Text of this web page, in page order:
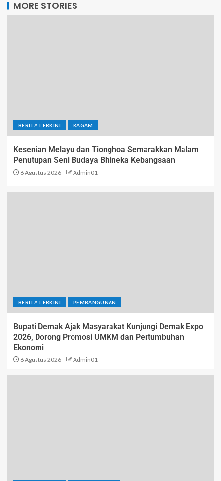
MORE STORIES
BERITA TERKINI RAGAM
Kesenian Melayu dan Tionghoa Semarakkan Malam
Penutupan Seni Budaya Bhineka Kebangsaan
6 Agustus 2026 Admin01
BERITA TERKINI PEMBANGUNAN
Bupati Demak Ajak Masyarakat Kunjungi Demak Expo
2026, Dorong Promosi UMKM dan Pertumbuhan
Ekonomi
6 Agustus 2026 Admin01